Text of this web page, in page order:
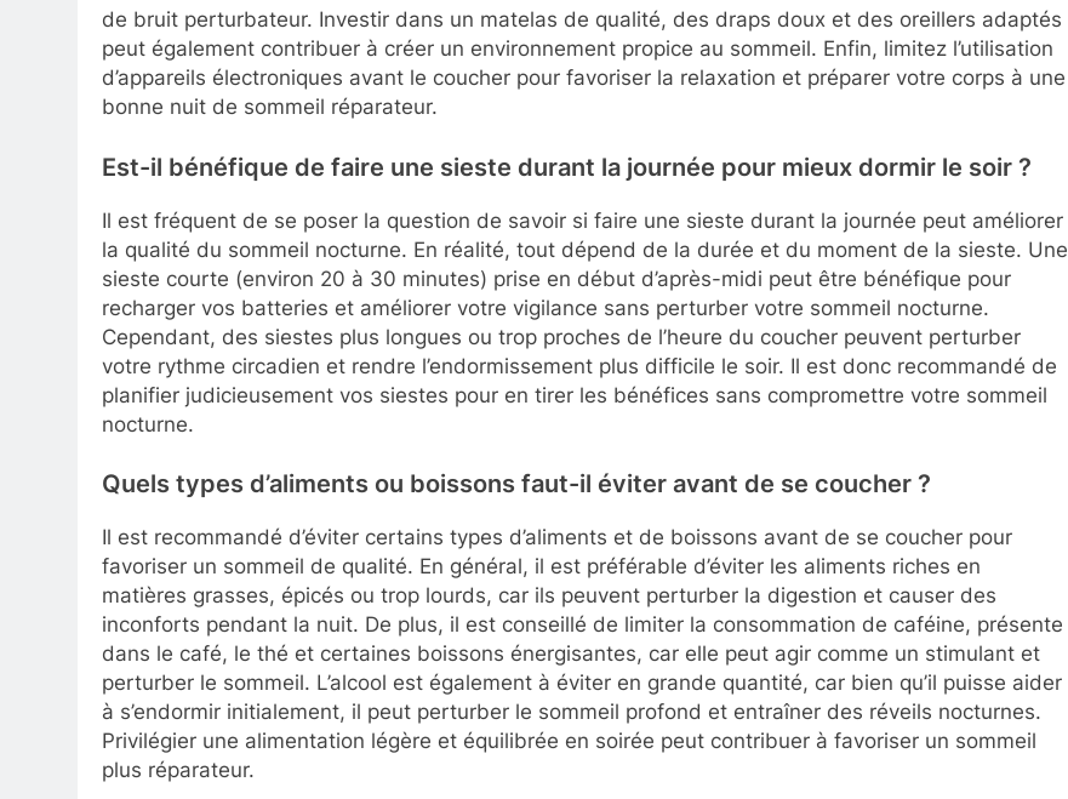
de bruit perturbateur. Investir dans un matelas de qualité, des draps doux et des oreillers adaptés
peut également contribuer à créer un environnement propice au sommeil. Enfin, limitez l’utilisation
d’appareils électroniques avant le coucher pour favoriser la relaxation et préparer votre corps à une
bonne nuit de sommeil réparateur.
Est-il bénéfique de faire une sieste durant la journée pour mieux dormir le soir ?
Il est fréquent de se poser la question de savoir si faire une sieste durant la journée peut améliorer
la qualité du sommeil nocturne. En réalité, tout dépend de la durée et du moment de la sieste. Une
sieste courte (environ 20 à 30 minutes) prise en début d’après-midi peut être bénéfique pour
recharger vos batteries et améliorer votre vigilance sans perturber votre sommeil nocturne.
Cependant, des siestes plus longues ou trop proches de l’heure du coucher peuvent perturber
votre rythme circadien et rendre l’endormissement plus difficile le soir. Il est donc recommandé de
planifier judicieusement vos siestes pour en tirer les bénéfices sans compromettre votre sommeil
nocturne.
Quels types d’aliments ou boissons faut-il éviter avant de se coucher ?
Il est recommandé d’éviter certains types d’aliments et de boissons avant de se coucher pour
favoriser un sommeil de qualité. En général, il est préférable d’éviter les aliments riches en
matières grasses, épicés ou trop lourds, car ils peuvent perturber la digestion et causer des
inconforts pendant la nuit. De plus, il est conseillé de limiter la consommation de caféine, présente
dans le café, le thé et certaines boissons énergisantes, car elle peut agir comme un stimulant et
perturber le sommeil. L’alcool est également à éviter en grande quantité, car bien qu’il puisse aider
à s’endormir initialement, il peut perturber le sommeil profond et entraîner des réveils nocturnes.
Privilégier une alimentation légère et équilibrée en soirée peut contribuer à favoriser un sommeil
plus réparateur.